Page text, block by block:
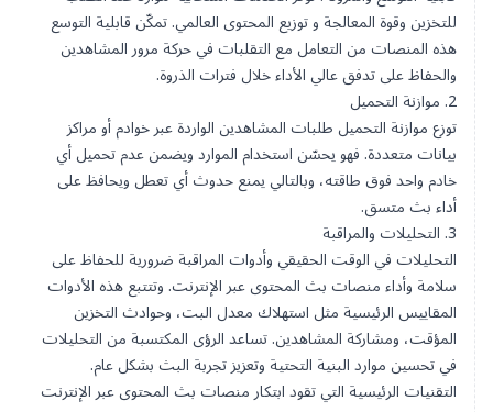
للتخزين وقوة المعالجة وتوزيع المحتوى العالمي. تمكّن قابلية التوسع
هذه المنصات من التعامل مع التقلبات في حركة مرور المشاهدين
والحفاظ على تدفق عالي الأداء خلال فترات الذروة.
2. موازنة التحميل
توزع موازنة التحميل طلبات المشاهدين الواردة عبر خوادم أو مراكز
بيانات متعددة. فهو يحسّن استخدام الموارد ويضمن عدم تحميل أي
خادم واحد فوق طاقته، وبالتالي يمنع حدوث أي تعطل ويحافظ على
أداء بث متسق.
3. التحليلات والمراقبة
التحليلات في الوقت الحقيقي وأدوات المراقبة ضرورية للحفاظ على
سلامة وأداء منصات بث المحتوى عبر الإنترنت. وتتتبع هذه الأدوات
المقاييس الرئيسية مثل استهلاك معدل البت، وحوادث التخزين
المؤقت، ومشاركة المشاهدين. تساعد الرؤى المكتسبة من التحليلات
في تحسين موارد البنية التحتية وتعزيز تجربة البث بشكل عام.
التقنيات الرئيسية التي تقود ابتكار منصات بث المحتوى عبر الإنترنت